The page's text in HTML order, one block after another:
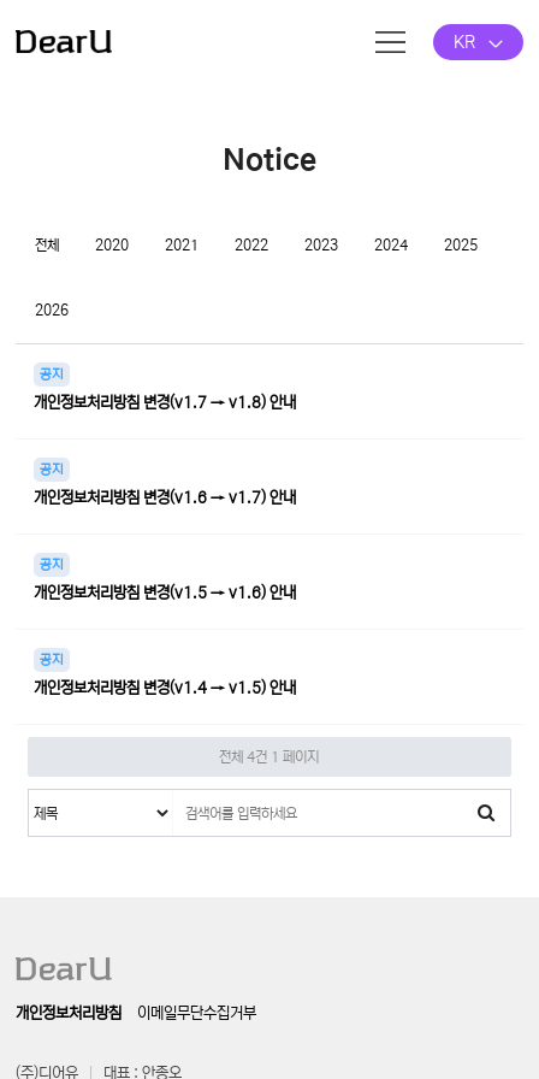
KR
Notice
전체 2020 2021 2022 2023 2024 2025
2026
공지
개인정보처리방침 변경(v1.7 → v1.8) 안내
공지
개인정보처리방침 변경(v1.6 → v1.7) 안내
공지
개인정보처리방침 변경(v1.5 → v1.6) 안내
공지
개인정보처리방침 변경(v1.4 → v1.5) 안내
전체 4건 1 페이지
개인정보처리방침 이메일무단수집거부
(주)디어유 대표 : 안종오